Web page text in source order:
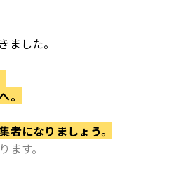
ました。
。
者になりましょう。
す。